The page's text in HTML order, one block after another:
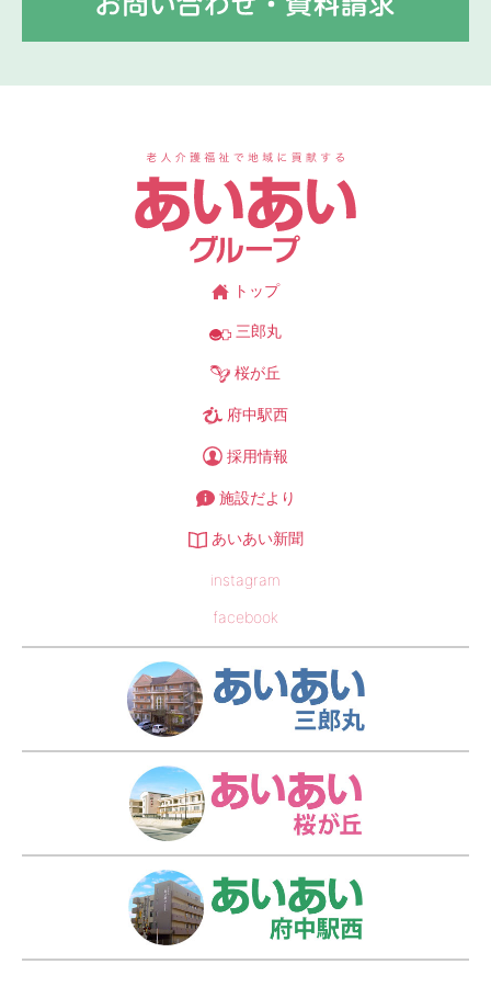
トップ
三郎丸
桜が丘
府中駅西
採用情報
施設だより
あいあい新聞
instagram
facebook